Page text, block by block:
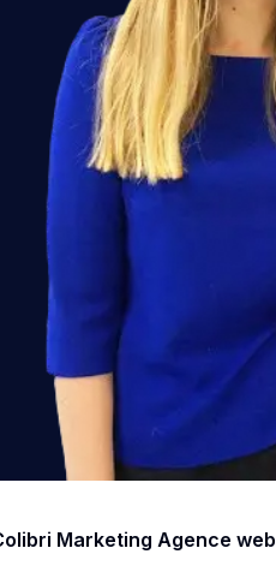
Marketing Agence web